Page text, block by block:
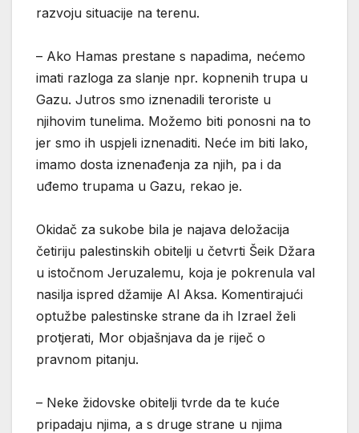
razvoju situacije na terenu.
– Ako Hamas prestane s napadima, nećemo
imati razloga za slanje npr. kopnenih trupa u
Gazu. Jutros smo iznenadili teroriste u
njihovim tunelima. Možemo biti ponosni na to
jer smo ih uspjeli iznenaditi. Neće im biti lako,
imamo dosta iznenađenja za njih, pa i da
uđemo trupama u Gazu, rekao je.
Okidač za sukobe bila je najava deložacija
četiriju palestinskih obitelji u četvrti Šeik Džara
u istočnom Jeruzalemu, koja je pokrenula val
nasilja ispred džamije Al Aksa. Komentirajući
optužbe palestinske strane da ih Izrael želi
protjerati, Mor objašnjava da je riječ o
pravnom pitanju.
– Neke židovske obitelji tvrde da te kuće
pripadaju njima, a s druge strane u njima